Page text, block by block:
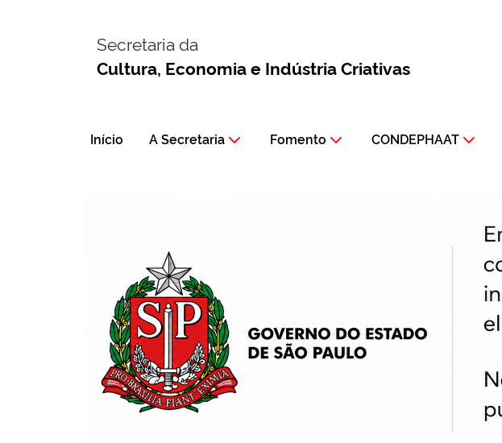
Secretaria da
Cultura, Economia e Indústria Criativas
Início A Secretaria Fomento CONDEPHAAT